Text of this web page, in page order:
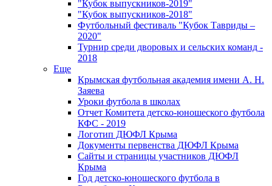
"Кубок выпускников-2019"
"Кубок выпускников-2018"
Футбольный фестиваль "Кубок Тавриды –
2020"
Турнир среди дворовых и сельских команд -
2018
Еще
Крымская футбольная академия имени А. Н.
Заяева
Уроки футбола в школах
Отчет Комитета детско-юношеского футбола
КФС - 2019
Логотип ДЮФЛ Крыма
Документы первенства ДЮФЛ Крыма
Сайты и страницы участников ДЮФЛ
Крыма
Год детско-юношеского футбола в